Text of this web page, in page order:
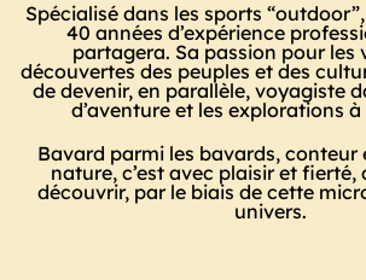
Spécialisé dans les sports
40 années d’expérience
partagera. Sa passion pour les
découvertes des peuples et des
de devenir, en parallèle, voyagiste
d’aventure et les explorations
Bavard parmi les bavards, conteur
nature, c’est avec plaisir et fierté,
découvrir, par le biais de cette
univers.